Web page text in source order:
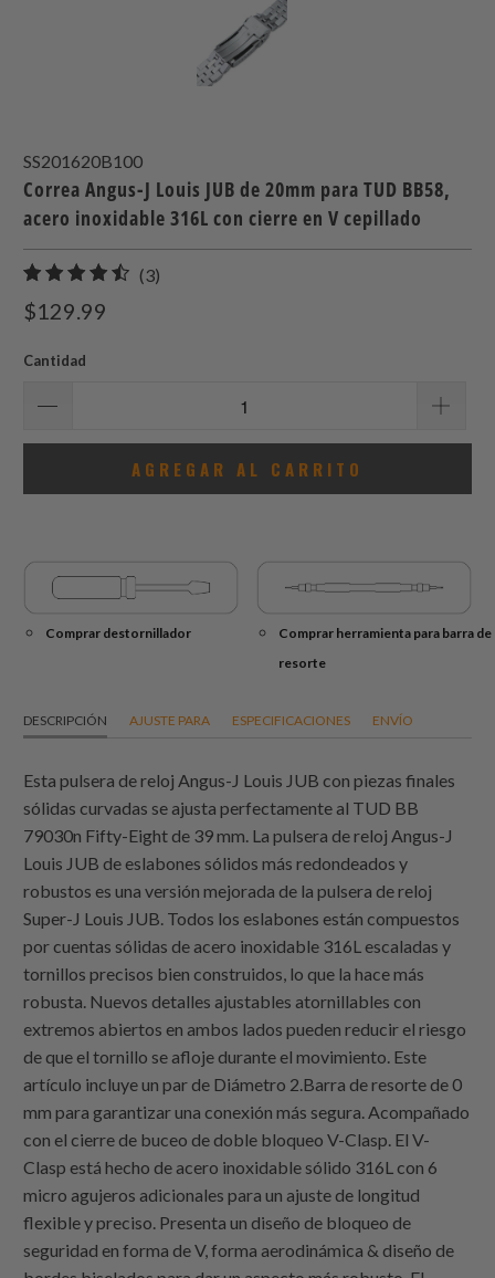
SS201620B100
Correa Angus-J Louis JUB de 20mm para TUD BB58,
acero inoxidable 316L con cierre en V cepillado
(3)
$129.99
Cantidad
AGREGAR AL CARRITO
Comprar destornillador
Comprar herramienta para barra de
resorte
DESCRIPCIÓN AJUSTE PARA ESPECIFICACIONES ENVÍO
Esta pulsera de reloj Angus-J Louis JUB con piezas finales
sólidas curvadas se ajusta perfectamente al TUD BB
79030n Fifty-Eight de 39 mm. La pulsera de reloj Angus-J
Louis JUB de eslabones sólidos más redondeados y
robustos es una versión mejorada de la pulsera de reloj
Super-J Louis JUB. Todos los eslabones están compuestos
por cuentas sólidas de acero inoxidable 316L escaladas y
tornillos precisos bien construidos, lo que la hace más
robusta. Nuevos detalles ajustables atornillables con
extremos abiertos en ambos lados pueden reducir el riesgo
de que el tornillo se afloje durante el movimiento. Este
artículo incluye un par de Diámetro 2.Barra de resorte de 0
mm para garantizar una conexión más segura. Acompañado
con el cierre de buceo de doble bloqueo V-Clasp. El V-
Clasp está hecho de acero inoxidable sólido 316L con 6
micro agujeros adicionales para un ajuste de longitud
flexible y preciso. Presenta un diseño de bloqueo de
seguridad en forma de V, forma aerodinámica & diseño de